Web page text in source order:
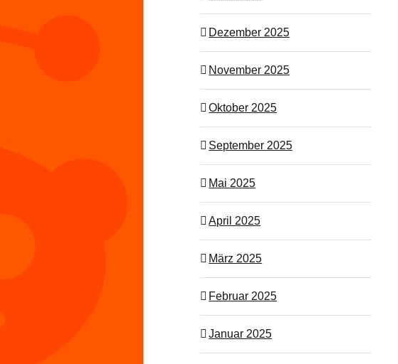
Dezember 2025
November 2025
Oktober 2025
September 2025
Mai 2025
April 2025
März 2025
Februar 2025
Januar 2025